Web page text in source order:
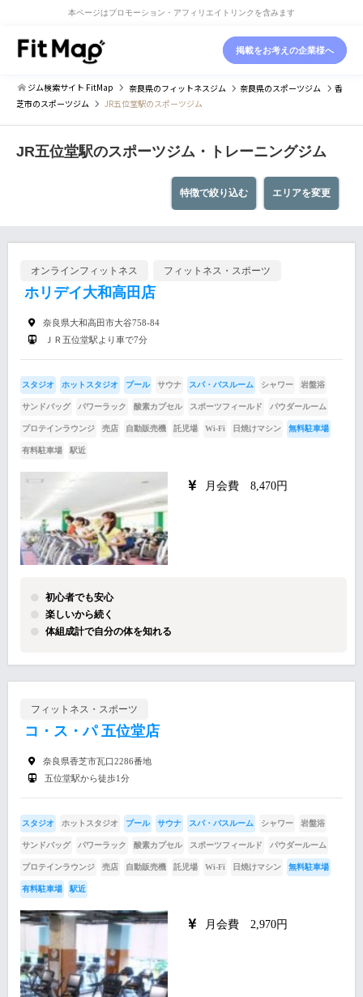
本ページはプロモーション・アフィリエイトリンクを含みます
掲載をお考えの企業様へ
ジム検索サイト FitMap 奈良県のフィットネスジム 奈良県のスポーツジム
香
芝市のスポーツジム JR五位堂駅のスポーツジム
JR五位堂駅のスポーツジム・トレーニングジム
エリアを変更
特徴で絞り込む
オンラインフィットネス フィットネス・スポーツ
ホリデイ大和高田店
奈良県大和高田市大谷758-84
ＪＲ五位堂駅より車で7分
スタジオ ホットスタジオ プール サウナ スパ・バスルーム シャワー 岩盤浴
サンドバッグ パワーラック 酸素カプセル スポーツフィールド パウダールーム
プロテインラウンジ 売店 自動販売機 託児場 Wi-Fi 日焼けマシン 無料駐車場
有料駐車場 駅近
月会費 8,470円
初心者でも安心
楽しいから続く
体組成計で自分の体を知れる
フィットネス・スポーツ
コ・ス・パ 五位堂店
奈良県香芝市瓦口2286番地
五位堂駅から徒歩1分
スタジオ ホットスタジオ プール サウナ スパ・バスルーム シャワー 岩盤浴
サンドバッグ パワーラック 酸素カプセル スポーツフィールド パウダールーム
プロテインラウンジ 売店 自動販売機 託児場 Wi-Fi 日焼けマシン 無料駐車場
有料駐車場 駅近
月会費 2,970円